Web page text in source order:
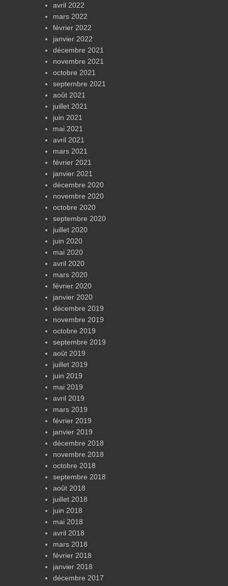
avril 2022
mars 2022
février 2022
janvier 2022
décembre 2021
novembre 2021
octobre 2021
septembre 2021
août 2021
juillet 2021
juin 2021
mai 2021
avril 2021
mars 2021
février 2021
janvier 2021
décembre 2020
novembre 2020
octobre 2020
septembre 2020
juillet 2020
juin 2020
mai 2020
avril 2020
mars 2020
février 2020
janvier 2020
décembre 2019
novembre 2019
octobre 2019
septembre 2019
août 2019
juillet 2019
juin 2019
mai 2019
avril 2019
mars 2019
février 2019
janvier 2019
décembre 2018
novembre 2018
octobre 2018
septembre 2018
août 2018
juillet 2018
juin 2018
mai 2018
avril 2018
mars 2018
février 2018
janvier 2018
décembre 2017